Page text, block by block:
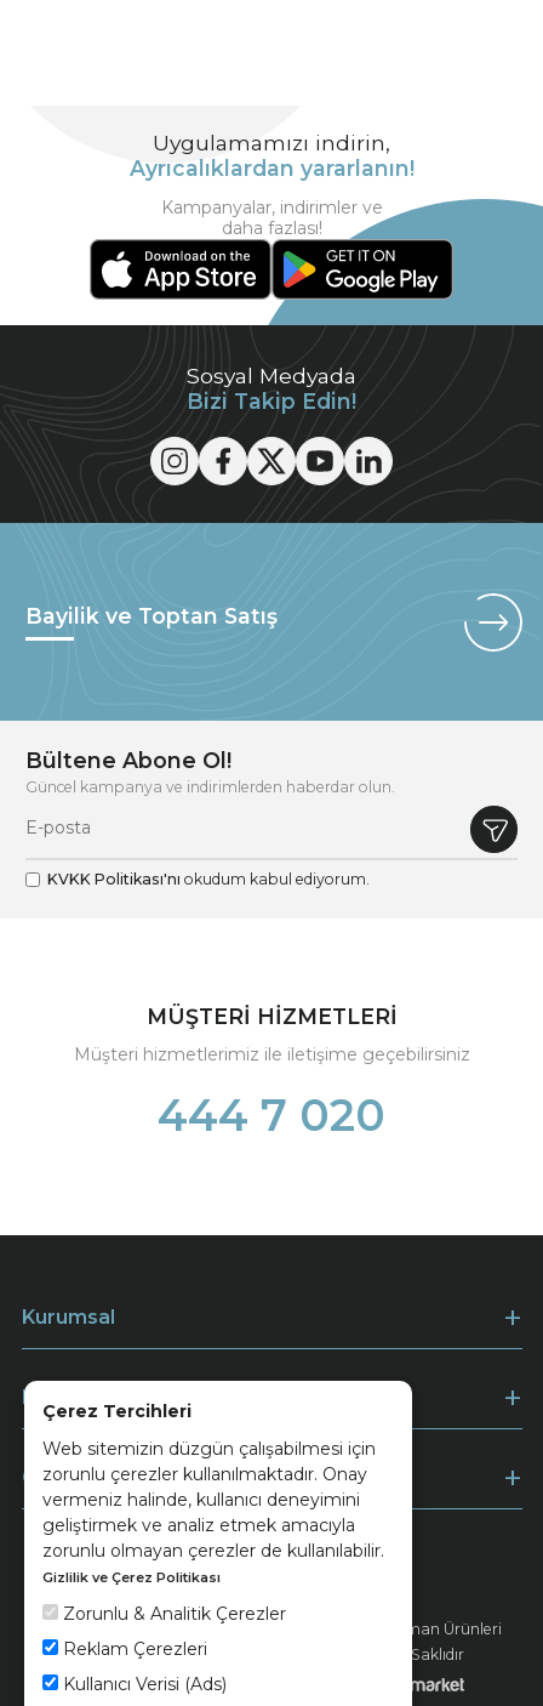
Çerez Tercihleri
Web sitemizin düzgün çalışabilmesi için
zorunlu çerezler kullanılmaktadır. Onay
vermeniz halinde, kullanıcı deneyimini
geliştirmek ve analiz etmek amacıyla
zorunlu olmayan çerezler de kullanılabilir.
Gizlilik ve Çerez Politikası
Zorunlu & Analitik Çerezler
Reklam Çerezleri
Kullanıcı Verisi (Ads)
Sosyal Medyada
Bizi Takip Edin!
Uygulamamızı indirin,
Ayrıcalıklardan yararlanın!
Kampanyalar, indirimler ve
daha fazlası!
Bayilik ve Toptan Satış
Bültene Abone Ol!
Güncel kampanya ve indirimlerden haberdar olun.
KVKK Politikası'nı okudum kabul ediyorum.
MÜŞTERİ HİZMETLERİ
Müşteri hizmetlerimiz ile iletişime geçebilirsiniz
444 7 020
Kurumsal
Müşteri Hizmetleri
Ödeme
Keramika Kvkk ve Çerez Politikası
© 2026 Ünsa Madencilik Turizm Enerji Seramik Orman Ürünleri
Elektrik Üretim San. ve Tic. A.Ş. - Tüm Hakları Saklıdır